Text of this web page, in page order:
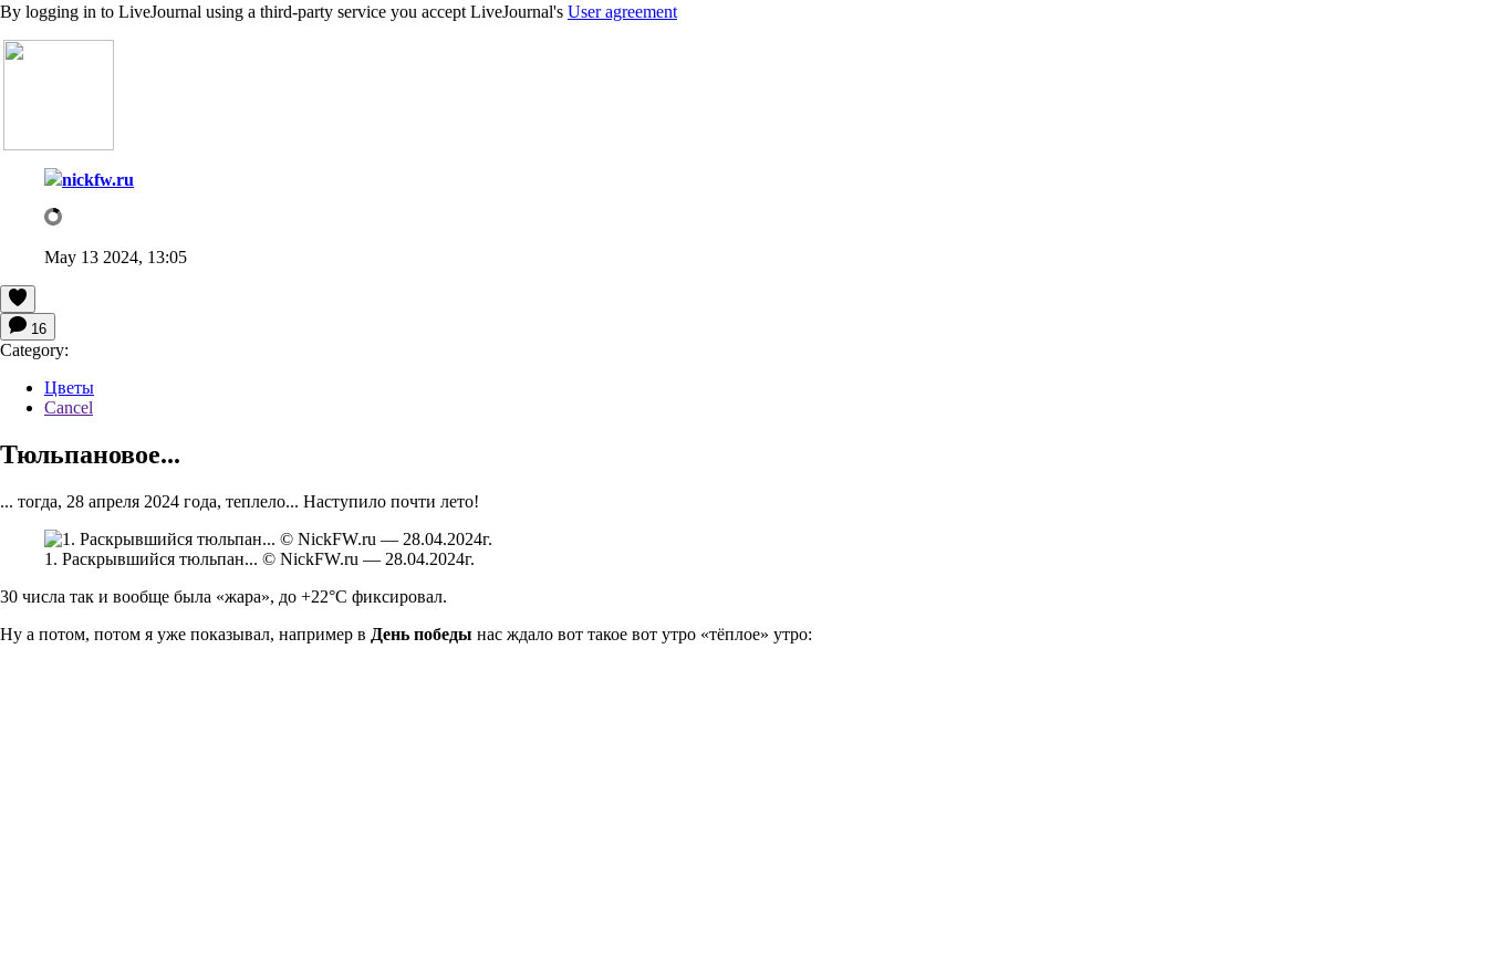
By logging in to LiveJournal using a third-party service you accept LiveJournal's User agreement
nickfw.ru
May 13 2024, 13:05
16
Category:
Цветы
Cancel
Тюльпановое...
... тогда, 28 апреля 2024 года, теплело... Наступило почти лето!
1. Раскрывшийся тюльпан... © NickFW.ru — 28.04.2024г.
30 числа так и вообще была «жара», до +22°С фиксировал.
Ну а потом, потом я уже показывал, например в День победы нас ждало вот такое вот утро «тёплое» утро: